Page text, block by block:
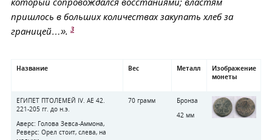
пришлось в больших количествах закупать хлеб за
границей…». 3
Название Вес Металл
Изображение
монеты
ЕГИПЕТ ПТОЛЕМЕЙ IV. АЕ 42.
221-205 гг. до н.э.
Аверс: Голова Зевса-Аммона,
Реверс: Орел стоит, слева, на
70 грамм
Бронза
42 мм